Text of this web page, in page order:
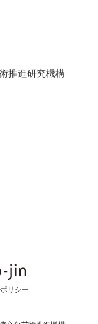
推進研究機構
リシー